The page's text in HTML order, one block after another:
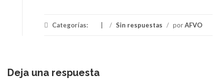
Categorías: / Sin respuestas / porAFVO
Deja una respuesta